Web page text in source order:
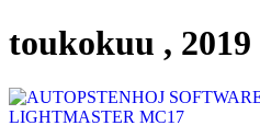
toukokuu , 2019